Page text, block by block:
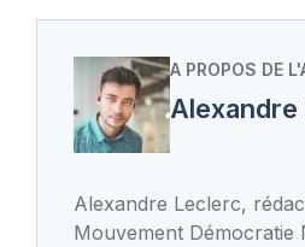
A PROPOS DE
Alexandre Leclerc,
Mouvement Démocratie